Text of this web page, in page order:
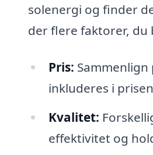
solenergi og finder
der flere faktorer, du
Pris:
inkluderes i
Kvalitet:
effektivitet og